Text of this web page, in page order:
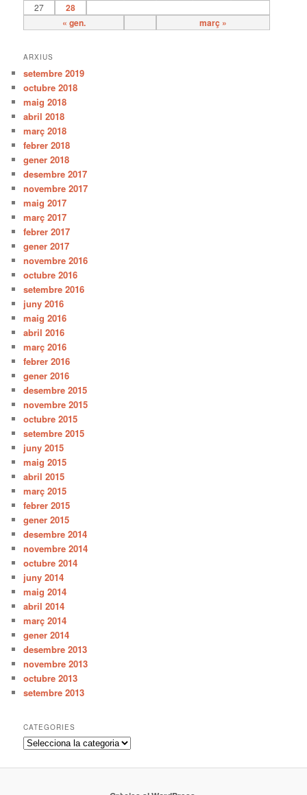
« gen. març »
27
28
ARXIUS
setembre 2019
octubre 2018
maig 2018
abril 2018
març 2018
febrer 2018
gener 2018
desembre 2017
novembre 2017
maig 2017
març 2017
febrer 2017
gener 2017
novembre 2016
octubre 2016
setembre 2016
juny 2016
maig 2016
abril 2016
març 2016
febrer 2016
gener 2016
desembre 2015
novembre 2015
octubre 2015
setembre 2015
juny 2015
maig 2015
abril 2015
març 2015
febrer 2015
gener 2015
desembre 2014
novembre 2014
octubre 2014
juny 2014
maig 2014
abril 2014
març 2014
gener 2014
desembre 2013
novembre 2013
octubre 2013
setembre 2013
CATEGORIES
C
t